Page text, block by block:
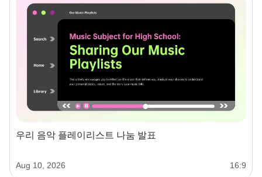
우리 음악 플레이리스트 나눔 발표
Aug 10, 2026 16:9